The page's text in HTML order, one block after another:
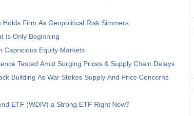
Firm As Geopolitical Risk Simmers
Is Only Beginning
Capricious Equity Markets
Tested Amid Surging Prices & Supply Chain Delays
Building As War Stokes Supply And Price Concerns
ETF (WDIV) a Strong ETF Right Now?